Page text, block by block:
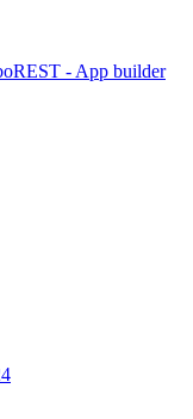
- App builder